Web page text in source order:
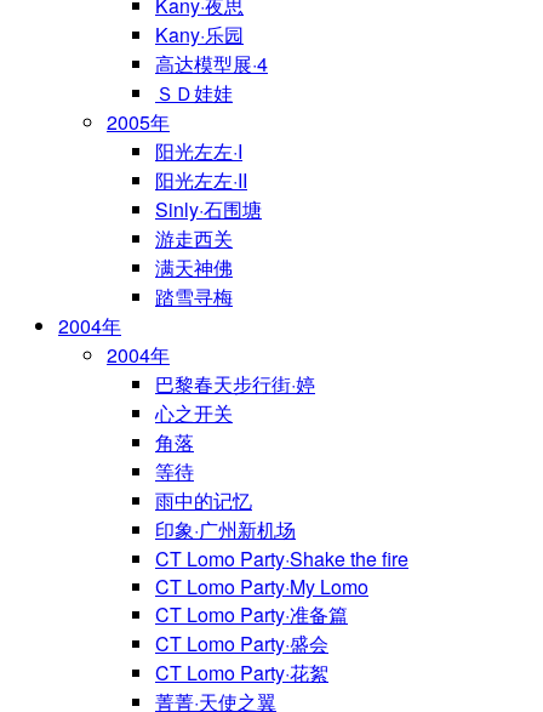
Kany·夜思
Kany·乐园
高达模型展·4
ＳＤ娃娃
2005年
阳光左左·I
阳光左左·II
Sinly·石围塘
游走西关
满天神佛
踏雪寻梅
2004年
2004年
巴黎春天步行街·婷
心之开关
角落
等待
雨中的记忆
印象·广州新机场
CT Lomo Party·Shake the fire
CT Lomo Party·My Lomo
CT Lomo Party·准备篇
CT Lomo Party·盛会
CT Lomo Party·花絮
菁菁·天使之翼